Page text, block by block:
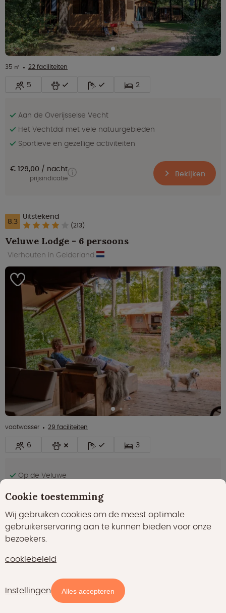
Kaart
35 ㎡ 22 faciliteiten
5 2
Aan de Overijsselse Vecht
Het Vechtdal met vele natuurgebieden
Sportieve en gezellige activiteiten
€ 129,00 nacht
prijsindicatie Bekijken
8.3 Uitstekend
(213)
Veluwe Lodge - 6 persoons
Vierhouten in Gelderland
vaatwasser 29 faciliteiten
6 3
Op de Veluwe
Manege op de camping
€ 175,00 nacht
prijsindicatie
Fantastisch
Smûk Grutte Bell Tent - 4 persoons
Cookie toestemming
Wij gebruiken cookies om de meest optimale
gebruikerservaring aan te kunnen bieden voor onze
bezoekers.
cookiebeleid
Instellingen Alles accepteren